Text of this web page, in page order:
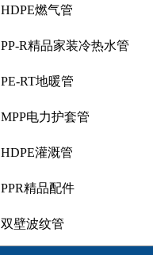
HDPE燃气管
PP-R精品家装冷热水管
PE-RT地暖管
MPP电力护套管
HDPE灌溉管
PPR精品配件
双壁波纹管